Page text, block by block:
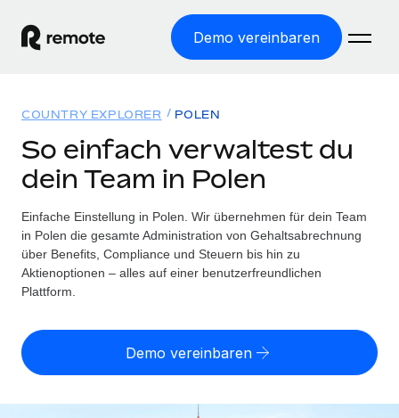
Demo vereinbaren
WELTWEITE BESCHÄFTIGUNG
Globale Payroll
Einfache, rechtssicher Payroll
Employer of Record
Weltweites Wachstum ohne Kosten für Niederlassungen
Contractor of Record
Rechtssichere, weltweite Arbeit mit Freelancer:innen
Globales Onboarding und Verwalten von
Lösungen
WELTWEITE ABDECKUNG
Country Explorer
Länderspezifische Unterstützung bei der Einstellung
Einfache Einstellung in allen US-Bundesstaaten
Ressourcen
TOOLS UND RECHNER
Scheinselbstständigkeitsrisiko berechnen
Personalkostenrechner
Preise
COUNTRY EXPLORER POLEN
So einfach verwaltest du
dein Team in Polen
Einfache Einstellung in Polen. Wir übernehmen für dein Team
in Polen die gesamte Administration von Gehaltsabrechnung
über Benefits, Compliance und Steuern bis hin zu
Aktienoptionen – alles auf einer benutzerfreundlichen
Plattform.
Demo vereinbaren